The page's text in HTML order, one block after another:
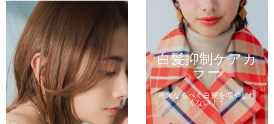
白髪抑制ケアカ
ラー
将来なるべく白髪を増やした
くない！！